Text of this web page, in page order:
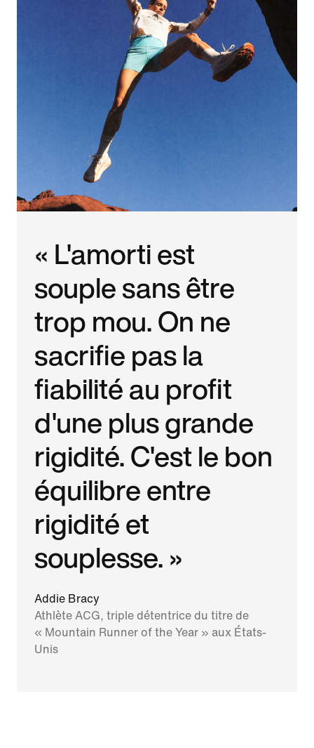
« L'amorti est
souple sans être
trop mou. On ne
sacrifie pas la
fiabilité au profit
d'une plus grande
rigidité. C'est le bon
équilibre entre
rigidité et
souplesse. »
Addie Bracy
Athlète ACG, triple détentrice du titre de
« Mountain Runner of the Year » aux États-
Unis